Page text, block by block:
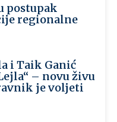
postupak
regionalne
i Taik Ganić
– novu živu
je voljeti